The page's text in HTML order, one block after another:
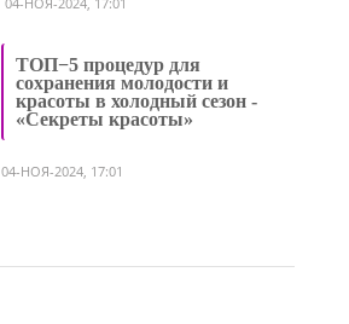
ТОП−5 процедур для
сохранения молодости и
красоты в холодный сезон -
«Секреты красоты»
04-НОЯ-2024, 17:01